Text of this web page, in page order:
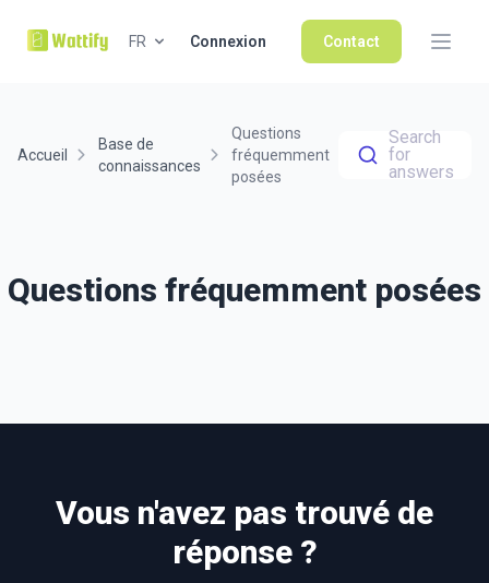
FR Connexion Contact
Accueil
Base de
connaissances
Questions
fréquemment
posées
Search
for
answers
Questions fréquemment posées
Vous n'avez pas trouvé de
réponse ?